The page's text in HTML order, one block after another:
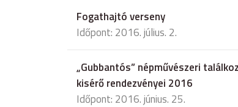
Fogathajtó verseny
Időpont: 2016. július. 2.
„Gubbantós” népművészeri
kisérő rendezvényei 2016
Időpont: 2016. június. 25.